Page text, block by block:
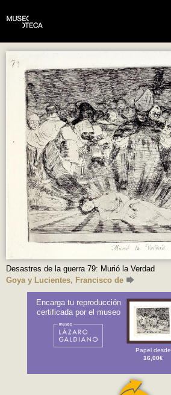
Desastres de la guerra 79: Murió la Verdad
Goya y Lucientes, Francisco de
Encarga tu reproducción
certificada por el museo
Papel desde
16,00€